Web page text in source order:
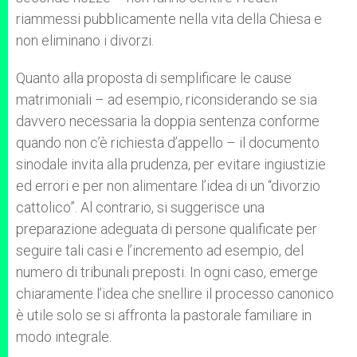
riammessi pubblicamente nella vita della Chiesa e
non eliminano i divorzi.
Quanto alla proposta di semplificare le cause
matrimoniali – ad esempio, riconsiderando se sia
davvero necessaria la doppia sentenza conforme
quando non c’è richiesta d’appello – il documento
sinodale invita alla prudenza, per evitare ingiustizie
ed errori e per non alimentare l’idea di un “divorzio
cattolico”. Al contrario, si suggerisce una
preparazione adeguata di persone qualificate per
seguire tali casi e l’incremento ad esempio, del
numero di tribunali preposti. In ogni caso, emerge
chiaramente l’idea che snellire il processo canonico
è utile solo se si affronta la pastorale familiare in
modo integrale.